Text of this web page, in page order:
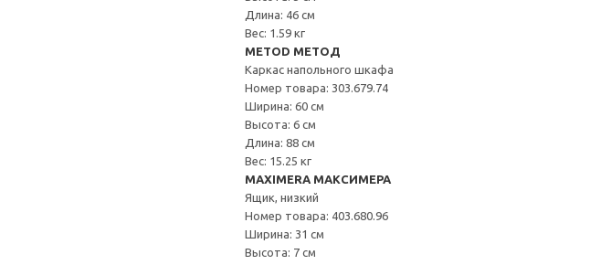
Длина: 46 см
Вес: 1.59 кг
METOD МЕТОД
Каркас напольного шкафа
Номер товара: 303.679.74
Ширина: 60 см
Высота: 6 см
Длина: 88 см
Вес: 15.25 кг
MAXIMERA МАКСИМЕРА
Ящик, низкий
Номер товара: 403.680.96
Ширина: 31 см
Высота: 7 см